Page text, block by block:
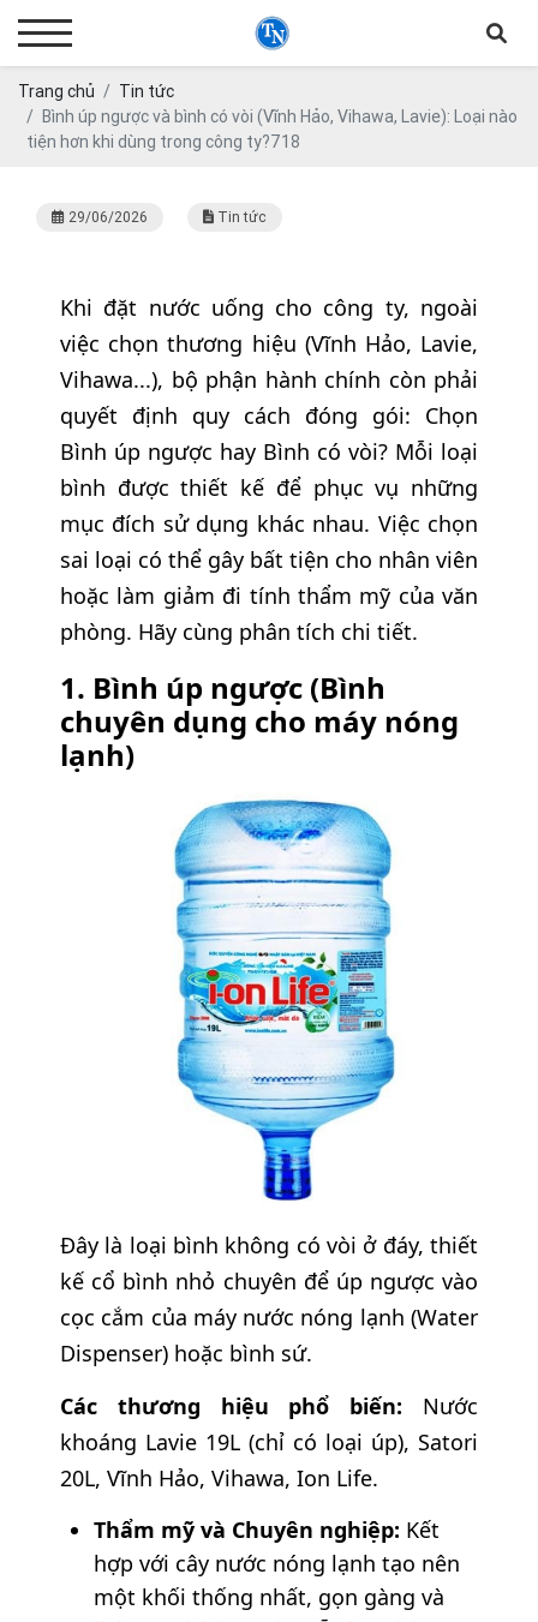
Trang chủ
Tin tức
Bình úp ngược và bình có vòi (Vĩnh Hảo, Vihawa, Lavie): Loại nào
tiện hơn khi dùng trong công ty?718
29/06/2026 Tin tức
Khi đặt nước uống cho công ty, ngoài
việc chọn thương hiệu (Vĩnh Hảo, Lavie,
Vihawa...), bộ phận hành chính còn phải
quyết định quy cách đóng gói: Chọn
Bình úp ngược hay Bình có vòi? Mỗi loại
bình được thiết kế để phục vụ những
mục đích sử dụng khác nhau. Việc chọn
sai loại có thể gây bất tiện cho nhân viên
hoặc làm giảm đi tính thẩm mỹ của văn
phòng. Hãy cùng phân tích chi tiết.
1. Bình úp ngược (Bình
chuyên dụng cho máy nóng
lạnh)
Đây là loại bình không có vòi ở đáy, thiết
kế cổ bình nhỏ chuyên để úp ngược vào
cọc cắm của máy nước nóng lạnh (Water
Dispenser) hoặc bình sứ.
Các thương hiệu phổ biến: Nước
khoáng Lavie 19L (chỉ có loại úp), Satori
20L, Vĩnh Hảo, Vihawa, Ion Life.
Thẩm mỹ và Chuyên nghiệp: Kết
hợp với cây nước nóng lạnh tạo nên
một khối thống nhất, gọn gàng và